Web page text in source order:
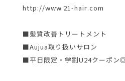
http://www.21-hair.com
■髪質改善トリートメント
■Aujua取り扱いサロン
■平日限定・学割U24クーポン